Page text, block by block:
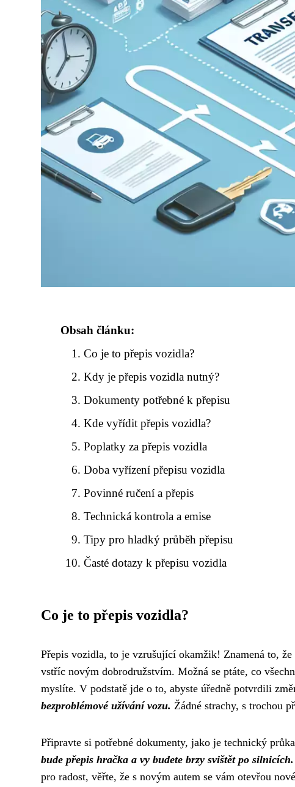
Obsah článku:
Co je to přepis vozidla?
Kdy je přepis vozidla nutný?
Dokumenty potřebné k přepisu
Kde vyřídit přepis vozidla?
Poplatky za přepis vozidla
Doba vyřízení přepisu vozidla
Povinné ručení a přepis
Technická kontrola a emise
Tipy pro hladký průběh přepisu
Časté dotazy k přepisu vozidla
Co je to přepis vozidla?
Přepis vozidla, to je vzrušující okamžik! Znamená to,
vstříc novým dobrodružstvím. Možná se ptáte, co
myslíte. V podstatě jde o to, abyste úředně potvrdili
bezproblémové užívání vozu. Žádné strachy, s trochou
Připravte si potřebné dokumenty, jako je technický
bude přepis hračka a vy budete brzy svištět po silnicích.
pro radost, věřte, že s novým autem se vám otevřou